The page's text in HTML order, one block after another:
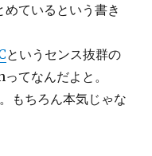
ているという書き
というセンス抜群の
てなんだよと。
もちろん本気じゃな